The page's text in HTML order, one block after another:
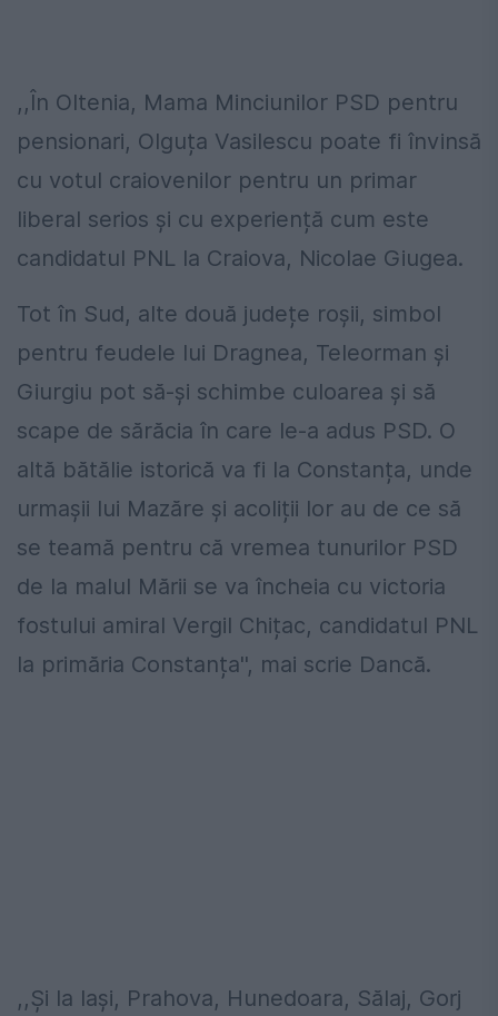
,,În Oltenia, Mama Minciunilor PSD pentru
pensionari, Olguța Vasilescu poate fi învinsă
cu votul craiovenilor pentru un primar
liberal serios și cu experiență cum este
candidatul PNL la Craiova, Nicolae Giugea.
Tot în Sud, alte două județe roșii, simbol
pentru feudele lui Dragnea, Teleorman și
Giurgiu pot să-și schimbe culoarea și să
scape de sărăcia în care le-a adus PSD. O
altă bătălie istorică va fi la Constanța, unde
urmașii lui Mazăre și acoliții lor au de ce să
se teamă pentru că vremea tunurilor PSD
de la malul Mării se va încheia cu victoria
fostului amiral Vergil Chițac, candidatul PNL
la primăria Constanța'', mai scrie Dancă.
,,Și la Iași, Prahova, Hunedoara, Sălaj, Gorj